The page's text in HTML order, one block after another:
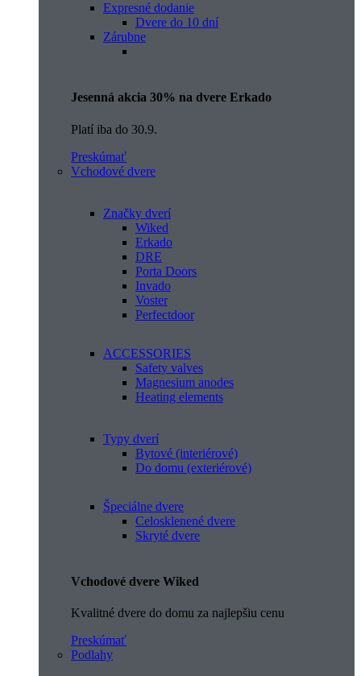
Expresné dodanie
Dvere do 10 dní
Zárubne
Jesenná akcia 30% na dvere Erkado
Platí iba do 30.9.
Preskúmať
Vchodové dvere
Značky dverí
Wiked
Erkado
DRE
Porta Doors
Invado
Voster
Perfectdoor
ACCESSORIES
Safety valves
Magnesium anodes
Heating elements
Typy dverí
Bytové (interiérové)
Do domu (exteriérové)
Špeciálne dvere
Celosklenené dvere
Skryté dvere
Vchodové dvere Wiked
Kvalitné dvere do domu za najlepšiu cenu
Preskúmať
Podlahy